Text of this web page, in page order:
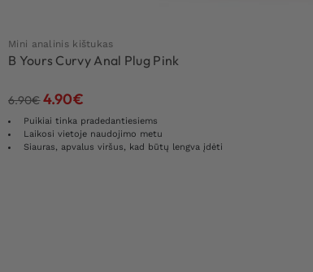
Mini analinis kištukas
B Yours Curvy Anal Plug Pink
6.90€4.90€
Puikiai tinka pradedantiesiems
Laikosi vietoje naudojimo metu
Siauras, apvalus viršus, kad būtų lengva įdėti